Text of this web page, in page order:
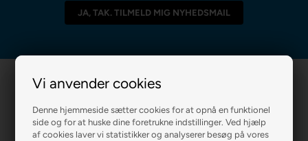
Vi anvender cookies
Denne hjemmeside sætter cookies for at opnå en funktionel
side og for at huske dine foretrukne indstillinger. Ved hjælp
af cookies laver vi statistikker og analyserer besøg på vores